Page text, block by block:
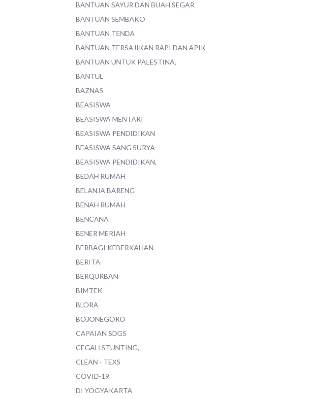
BANTUAN SAYUR DAN BUAH SEGAR
BANTUAN SEMBAKO
BANTUAN TENDA
BANTUAN TERSAJIKAN RAPI DAN APIK
BANTUAN UNTUK PALESTINA,
BANTUL
BAZNAS
BEASISWA
BEASISWA MENTARI
BEASISWA PENDIDIKAN
BEASISWA SANG SURYA
BEASISWA PENDIDIKAN,
BEDAH RUMAH
BELANJA BARENG
BENAH RUMAH
BENCANA
BENER MERIAH
BERBAGI KEBERKAHAN
BERITA
BERQURBAN
BIMTEK
BLORA
BOJONEGORO
CAPAIAN SDGS
CEGAH STUNTING,
CLEAN - TEXS
COVID-19
DI YOGYAKARTA